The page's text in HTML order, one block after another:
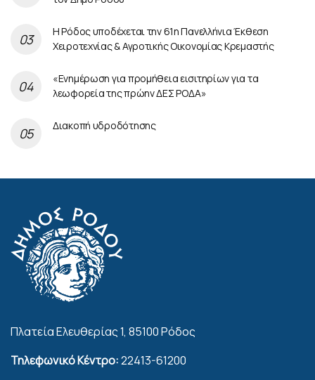
Η Ρόδος υποδέχεται την 61η Πανελλήνια Έκθεση
Χειροτεχνίας & Αγροτικής Οικονομίας Κρεμαστής
«Ενημέρωση για προμήθεια εισιτηρίων για τα
λεωφορεία της πρώην ΔΕΣ ΡΟΔΑ»
Διακοπή υδροδότησης
Πλατεία Ελευθερίας 1, 85100 Ρόδος
Τηλεφωνικό Κέντρο:22413-61200